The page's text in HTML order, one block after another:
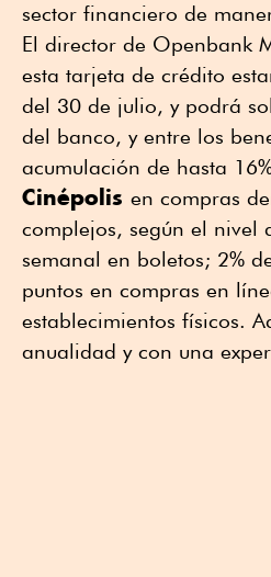
sector financiero de
El director de Openbank
esta tarjeta de crédito
del 30 de julio, y podrá
del banco, y entre los
acumulación de hasta
Cinépolis en compras
complejos, según el nivel
semanal en boletos; 2%
puntos en compras en
establecimientos físicos.
anualidad y con una